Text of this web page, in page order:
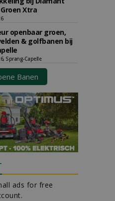
Xtra
openbaar groen,
& golfbanen bij
Sprang-Capelle
Banen
ads for free